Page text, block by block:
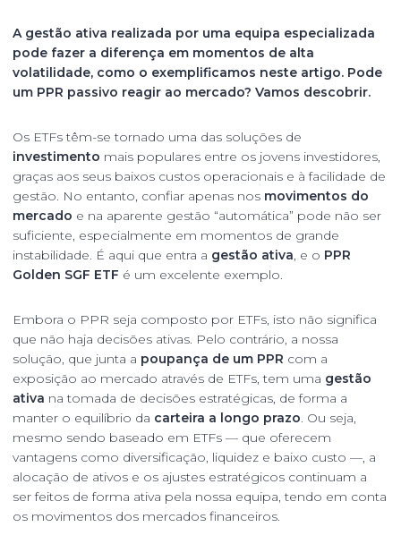
A gestão ativa realizada por uma equipa especializada
pode fazer a diferença em momentos de alta
volatilidade, como o exemplificamos neste artigo. Pode
um PPR passivo reagir ao mercado? Vamos descobrir.
Os ETFs têm-se tornado uma das soluções de
investimento mais populares entre os jovens investidores,
graças aos seus baixos custos operacionais e à facilidade de
gestão. No entanto, confiar apenas nos movimentos do
mercado e na aparente gestão “automática” pode não ser
suficiente, especialmente em momentos de grande
instabilidade. É aqui que entra a gestão ativa, e o PPR
Golden SGF ETF é um excelente exemplo.
Embora o PPR seja composto por ETFs, isto não significa
que não haja decisões ativas. Pelo contrário, a nossa
solução, que junta a poupança de um PPR com a
exposição ao mercado através de ETFs, tem uma gestão
ativa na tomada de decisões estratégicas, de forma a
manter o equilíbrio da carteira a longo prazo. Ou seja,
mesmo sendo baseado em ETFs — que oferecem
vantagens como diversificação, liquidez e baixo custo —, a
alocação de ativos e os ajustes estratégicos continuam a
ser feitos de forma ativa pela nossa equipa, tendo em conta
os movimentos dos mercados financeiros.